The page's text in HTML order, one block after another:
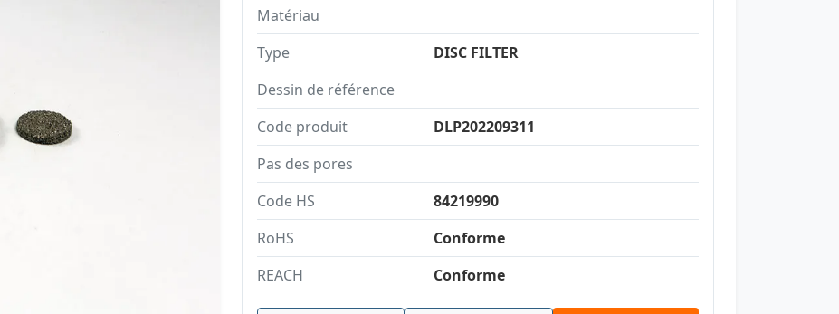
Matériau
Type
DISC FILTER
Dessin de référence
Code produit
DLP202209311
Pas des pores
Code HS
84219990
RoHS
Conforme
REACH
Conforme